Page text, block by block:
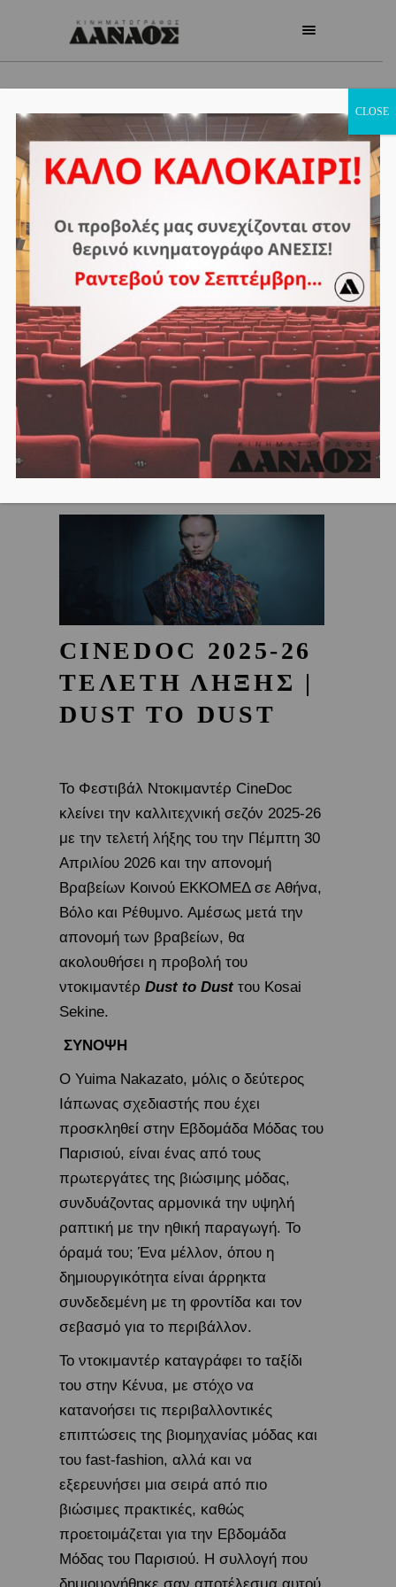
CINEDOC 2025-26
ΤΕΛΕΤΗ ΛΗΞΗΣ |
DUST TO DUST
Το Φεστιβάλ Ντοκιμαντέρ CineDoc
κλείνει την καλλιτεχνική σεζόν 2025-26
με την τελετή λήξης του την Πέμπτη 30
Απριλίου 2026 και την απονομή
Βραβείων Κοινού ΕΚΚΟΜΕΔ σε Αθήνα,
Βόλο και Ρέθυμνο. Αμέσως μετά την
απονομή των βραβείων, θα
ακολουθήσει η προβολή του
ντοκιμαντέρ Dust to Dustτου Kosai
Sekine.
ΣΥΝΟΨΗ
Ο Yuima Nakazato, μόλις ο δεύτερος
Ιάπωνας σχεδιαστής που έχει
προσκληθεί στην Εβδομάδα Μόδας του
Παρισιού, είναι ένας από τους
πρωτεργάτες της βιώσιμης μόδας,
συνδυάζοντας αρμονικά την υψηλή
ραπτική με την ηθική παραγωγή. Το
όραμά του; Ένα μέλλον, όπου η
δημιουργικότητα είναι άρρηκτα
συνδεδεμένη με τη φροντίδα και τον
σεβασμό για το περιβάλλον.
Το ντοκιμαντέρ καταγράφει το ταξίδι
του στην Κένυα, με στόχο να
κατανοήσει τις περιβαλλοντικές
επιπτώσεις της βιομηχανίας μόδας και
του fast-fashion, αλλά και να
εξερευνήσει μια σειρά από πιο
βιώσιμες πρακτικές, καθώς
προετοιμάζεται για την Εβδομάδα
Μόδας του Παρισιού. Η συλλογή που
CLOSE